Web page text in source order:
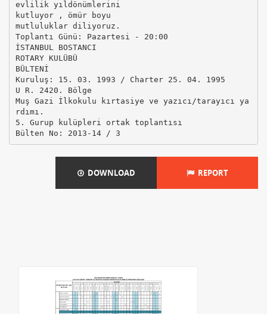
evlilik yıldönümlerini
kutluyor , ömür boyu
mutluluklar diliyoruz.
Toplantı Günü: Pazartesi - 20:00
İSTANBUL BOSTANCI
ROTARY KULÜBÜ
BÜLTENİ
Kuruluş: 15. 03. 1993 / Charter 25. 04. 1995
U R. 2420. Bölge
Muş Gazi İlkokulu kırtasiye ve yazıcı/tarayıcı ya
rdımı.
5. Gurup kulüpleri ortak toplantısı
DOWNLOAD REPORT